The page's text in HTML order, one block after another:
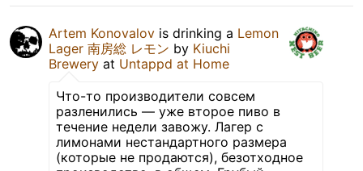
Artem Konovalov is drinking a Lemon
Lager 南房総 レモン by Kiuchi
Brewery at Untappd at Home
Что-то производители совсем
разленились — уже второе пиво в
течение недели завожу. Лагер с
лимонами нестандартного размера
(которые не продаются), безотходное